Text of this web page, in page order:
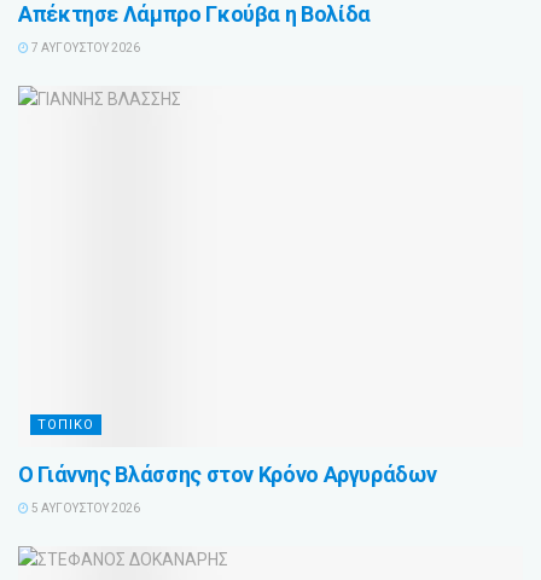
Απέκτησε Λάμπρο Γκούβα η Βολίδα
7 ΑΥΓΟΎΣΤΟΥ 2026
ΤΟΠΙΚΟ
Ο Γιάννης Βλάσσης στον Κρόνο Αργυράδων
5 ΑΥΓΟΎΣΤΟΥ 2026